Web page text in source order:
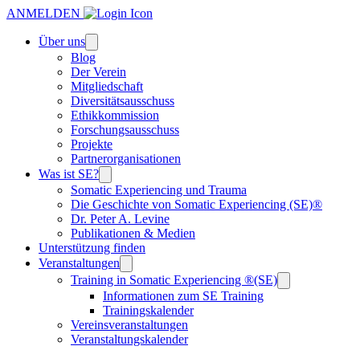
ANMELDEN
Über uns
Blog
Der Verein
Mitgliedschaft
Diversitätsausschuss
Ethikkommission
Forschungsausschuss
Projekte
Partnerorganisationen
Was ist SE?
Somatic Experiencing und Trauma
Die Geschichte von Somatic Experiencing (SE)®
Dr. Peter A. Levine
Publikationen & Medien
Unterstützung finden
Veranstaltungen
Training in Somatic Experiencing ®(SE)
Informationen zum SE Training
Trainingskalender
Vereinsveranstaltungen
Veranstaltungskalender